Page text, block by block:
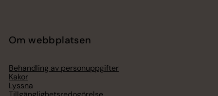
Om webbplatsen
Behandling av personuppgifter
Kakor
Lyssna